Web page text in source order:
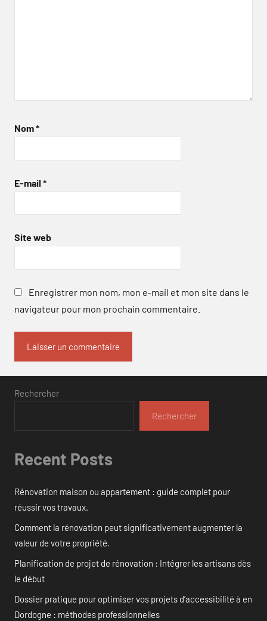
Nom*
E-mail *
Site web
Enregistrer mon nom, mon e-mail et mon site dans le
navigateur pour mon prochain commentaire.
Rechercher
Rechercher
Recent Posts
Rénovation maison ou appartement : guide complet pour
réussir vos travaux.
Comment la rénovation peut significativement augmenter la
valeur de votre propriété.
Planification de projet de rénovation : Intégrer les artisans dès
le début
Dossier pratique pour optimiser vos projets d’accessibilité à en
Dordogne : méthodes professionnelles